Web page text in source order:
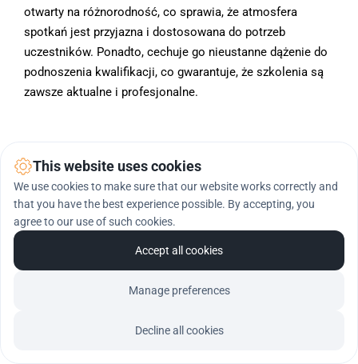
otwarty na różnorodność, co sprawia, że atmosfera
spotkań jest przyjazna i dostosowana do potrzeb
uczestników. Ponadto, cechuje go nieustanne dążenie do
podnoszenia kwalifikacji, co gwarantuje, że szkolenia są
zawsze aktualne i profesjonalne.
This website uses cookies
We use cookies to make sure that our website works correctly and
that you have the best experience possible. By accepting, you
agree to our use of such cookies.
Decline all cookies
Manage preferences
Accept all cookies